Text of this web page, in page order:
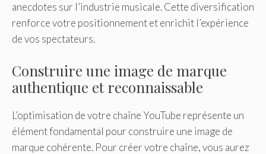
anecdotes sur l’industrie musicale. Cette diversification
renforce votre positionnement et enrichit l’expérience
de vos spectateurs.
Construire une image de marque
authentique et reconnaissable
L’optimisation de votre chaîne YouTube représente un
élément fondamental pour construire une image de
marque cohérente. Pour créer votre chaîne, vous aurez